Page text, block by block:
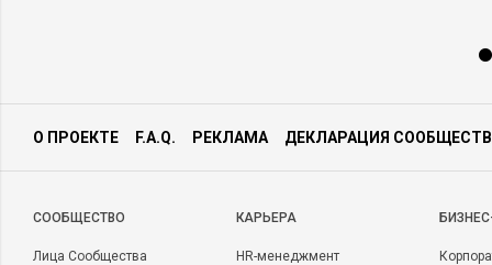
О ПРОЕКТЕ F.A.Q. РЕКЛАМА ДЕКЛАРАЦИЯ
CООБЩЕСТВО
Лица Сообщества
КАРЬЕРА
HR-менеджмент